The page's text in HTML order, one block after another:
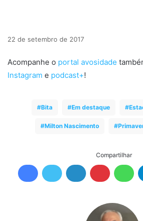
22 de setembro de 2017
Acompanhe o portal avosidade
Instagram e podcast+!
Bita Em destaque
Milton Nascimento
Compartilhar